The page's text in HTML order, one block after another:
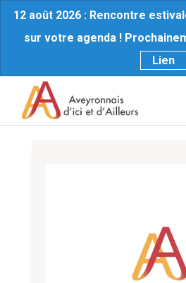
12 août 2026 : Rencontre
sur votre agenda !
Lien